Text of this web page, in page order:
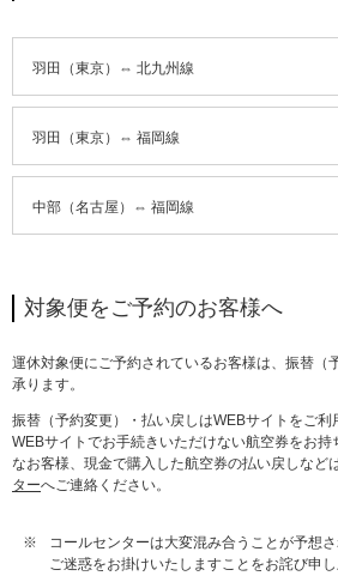
羽田（東京）⇔ 北九州線
羽田（東京）⇔ 福岡線
中部（名古屋）⇔ 福岡線
対象便をご予約のお客様へ
運休対象便にご予約されているお客様は、振替（
承ります。
振替（予約変更）・払い戻しはWEBサイトをご利
WEBサイトでお手続きいただけない航空券をお持
なお客様、現金で購入した航空券の払い戻しなど
ターへご連絡ください。
※
コールセンターは大変混み合うことが予想
ご迷惑をお掛けいたしますことをお詫び申し